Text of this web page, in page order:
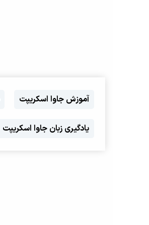
آموزش جاوا اسکریپت
یادگیری زبان جاوا اسکریپت